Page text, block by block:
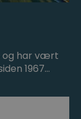
og har vært
1967…